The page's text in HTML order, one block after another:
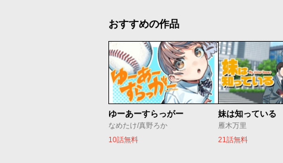
おすすめの作品
ゆーあーすらっがー
なめたけ/真野ろか
10話無料
妹は知っている
雁木万里
21話無料